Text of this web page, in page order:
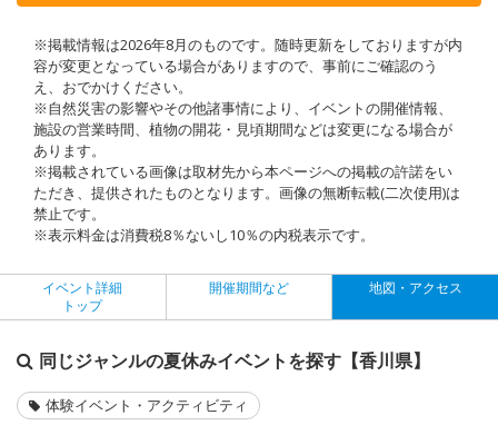
※掲載情報は2026年8月のものです。随時更新をしておりますが内
容が変更となっている場合がありますので、事前にご確認のう
え、おでかけください。
※自然災害の影響やその他諸事情により、イベントの開催情報、
施設の営業時間、植物の開花・見頃期間などは変更になる場合が
あります。
※掲載されている画像は取材先から本ページへの掲載の許諾をい
ただき、提供されたものとなります。画像の無断転載(二次使用)は
禁止です。
※表示料金は消費税8％ないし10％の内税表示です。
イベント詳細
トップ
開催期間など 地図・アクセス
同じジャンルの夏休みイベントを探す【香川県】
体験イベント・アクティビティ